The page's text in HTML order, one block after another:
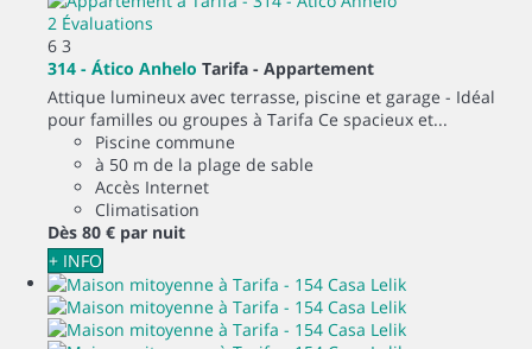
2 Évaluations
6 3
314 - Ático Anhelo Tarifa - Appartement
Attique lumineux avec terrasse, piscine et garage - Idéal
pour familles ou groupes à Tarifa Ce spacieux et...
Piscine commune
à 50 m de la plage de sable
Accès Internet
Climatisation
Dès 80 € par nuit
+ INFO